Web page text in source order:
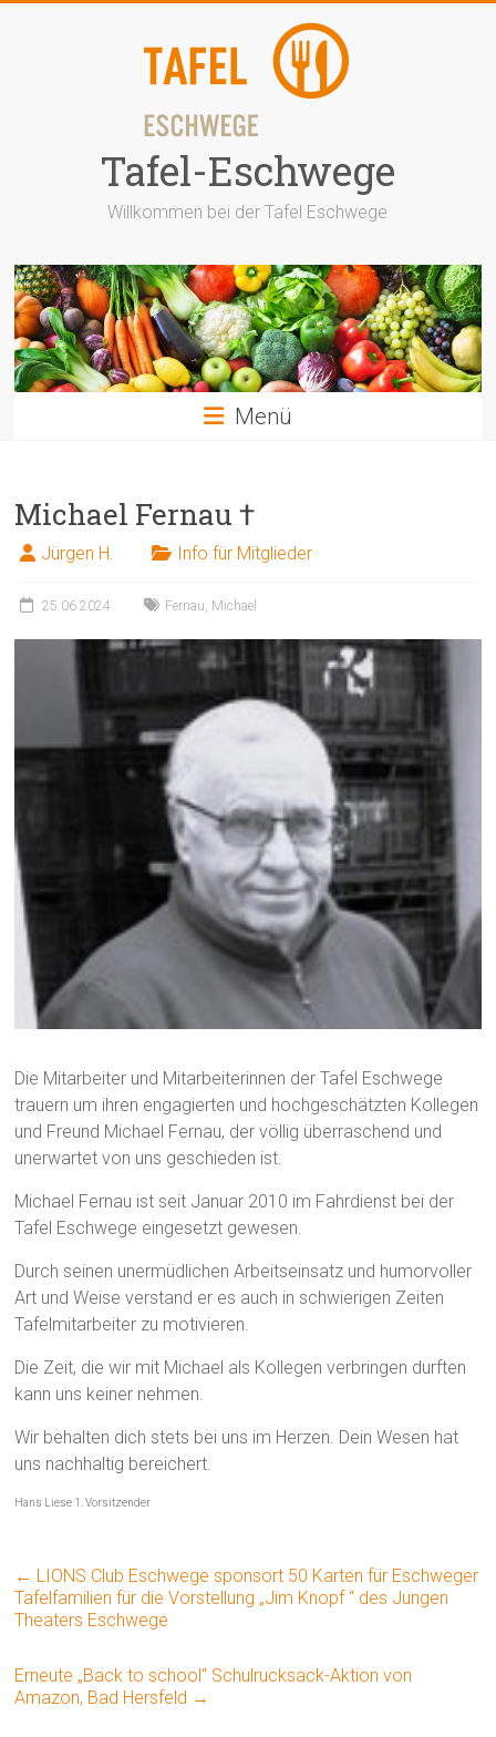
Tafel-Eschwege
Willkommen bei der Tafel Eschwege
Menü
Michael Fernau †
Jürgen H. Info für Mitglieder
25.06.2024 Fernau, Michael
Die Mitarbeiter und Mitarbeiterinnen der Tafel Eschwege
trauern um ihren engagierten und hochgeschätzten Kollegen
und Freund Michael Fernau, der völlig überraschend und
unerwartet von uns geschieden ist.
Michael Fernau ist seit Januar 2010 im Fahrdienst bei der
Tafel Eschwege eingesetzt gewesen.
Durch seinen unermüdlichen Arbeitseinsatz und humorvoller
Art und Weise verstand er es auch in schwierigen Zeiten
Tafelmitarbeiter zu motivieren.
Die Zeit, die wir mit Michael als Kollegen verbringen durften
kann uns keiner nehmen.
Wir behalten dich stets bei uns im Herzen. Dein Wesen hat
uns nachhaltig bereichert.
Hans Liese 1. Vorsitzender
← LIONS Club Eschwege sponsort 50 Karten für Eschweger
Tafelfamilien für die Vorstellung „Jim Knopf “ des Jungen
Theaters Eschwege
Erneute „Back to school“ Schulrucksack-Aktion von
Amazon, Bad Hersfeld →